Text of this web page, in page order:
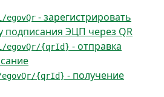
egovQr - зарегистрировать
подписания ЭЦП через QR
egovQr/{qrId} - отправка
{qrId} - получение